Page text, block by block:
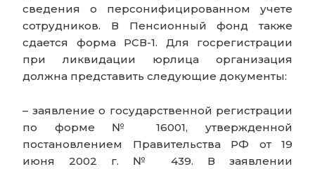
сведения о персонифицированном учете
сотрудников. В Пенсионный фонд также
сдается форма РСВ-1. Для госрегистрации
при ликвидации юрлица организация
должна представить следующие документы:
– заявление о государственной регистрации
по форме № 16001, утвержденной
постановлением Правительства РФ от 19
июня 2002 г. № 439. В заявлении